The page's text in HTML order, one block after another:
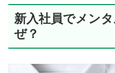
新入社員でメン
ぜ？